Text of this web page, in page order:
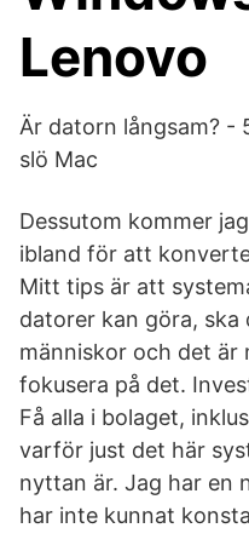
Lenovo
Är datorn långsam? -
slö Mac
Dessutom kommer
ibland för att
Mitt tips är att
datorer kan göra, ska
människor och det är
fokusera på det.
Få alla i bolaget,
varför just det här
nyttan är. Jag har en
har inte kunnat